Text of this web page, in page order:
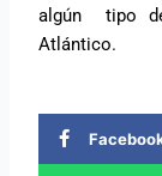
algún tipo
Atlántico.